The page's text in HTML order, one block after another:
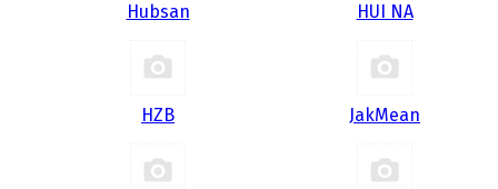
Hubsan HUI NA
HZB JakMean